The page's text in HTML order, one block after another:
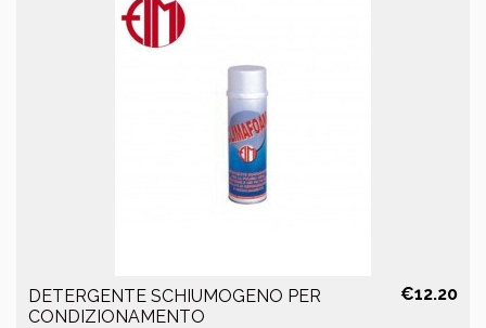
DETERGENTE SCHIUMOGENO PER
CONDIZIONAMENTO
€12.20